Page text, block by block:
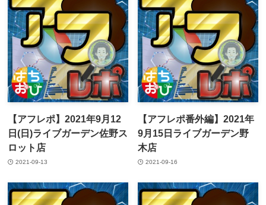
【アフレポ】2021年9月12
日(日)ライブガーデン佐野ス
ロット店
2021-09-13
【アフレポ番外編】2021年
9月15日ライブガーデン野
木店
2021-09-16